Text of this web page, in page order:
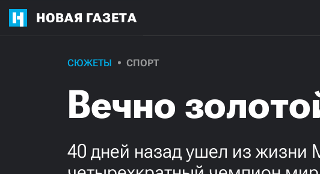
НОВАЯ ГАЗЕТА
СЮЖЕТЫ СПОРТ
Вечно
40 дней назад ушел из